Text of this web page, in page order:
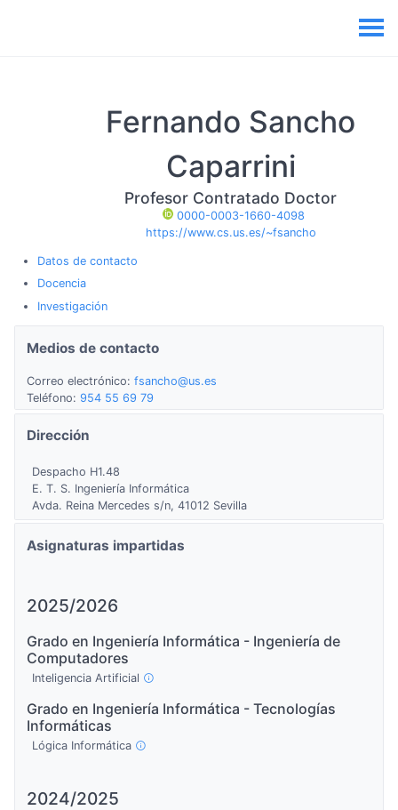
Fernando Sancho
Caparrini
Profesor Contratado Doctor
0000-0003-1660-4098
https://www.cs.us.es/~fsancho
Datos de contacto
Docencia
Investigación
Medios de contacto
Correo electrónico: fsancho@us.es
Teléfono: 954 55 69 79
Dirección
Despacho H1.48
E. T. S. Ingeniería Informática
Avda. Reina Mercedes s/n, 41012 Sevilla
Asignaturas impartidas
2025/2026
Grado en Ingeniería Informática - Ingeniería de
Computadores
Inteligencia Artificial
Grado en Ingeniería Informática - Tecnologías
Informáticas
Lógica Informática
2024/2025